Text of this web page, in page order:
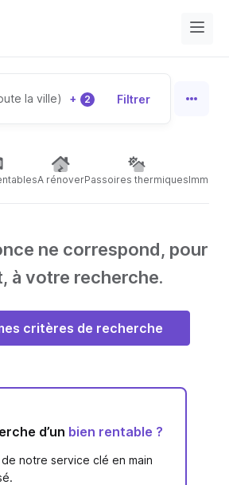
la ville) + 2 Filtrer
A rénoverPassoires thermiques
ne correspond, pour
à votre recherche.
critères de recherche
d’un bien rentable ?
notre service clé en main